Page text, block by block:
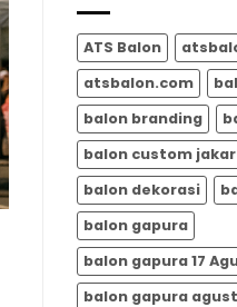
ATS Balon
atsbalon.com
balon branding
balon custom
balon dekorasi
balon gapura
balon gapura 17
balon gapura